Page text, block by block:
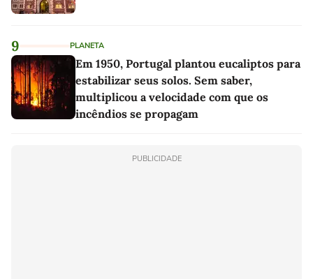
9 PLANETA
Em 1950, Portugal plantou eucaliptos para
estabilizar seus solos. Sem saber,
multiplicou a velocidade com que os
incêndios se propagam
PUBLICIDADE